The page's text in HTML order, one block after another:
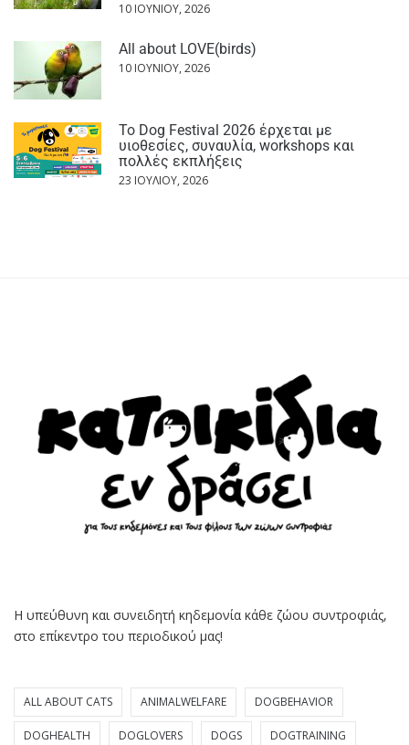
10 ΙΟΥΝΊΟΥ, 2026
All about LOVE(birds)
10 ΙΟΥΝΊΟΥ, 2026
Το Dog Festival 2026 έρχεται με
υιοθεσίες, συναυλία, workshops και
πολλές εκπλήξεις
23 ΙΟΥΛΊΟΥ, 2026
Η υπεύθυνη και συνειδητή κηδεμονία κάθε ζώου συντροφιάς,
στο επίκεντρο του περιοδικού μας!
ALL ABOUT CATS ANIMALWELFARE DOGBEHAVIOR
DOGHEALTH DOGLOVERS DOGS DOGTRAINING